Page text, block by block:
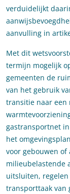
verduidelijkt
aanvulling in
Met dit
termijn mogelijk
gemeenten de
van het gebruik
transitie naar een
gastransportnet
het
voor gebouwen of
milieubelastende
uitsluiten,
transporttaak van